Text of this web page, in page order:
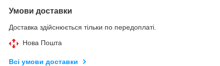
Умови доставки
Доставка здійснюється тільки по передоплаті.
Нова Пошта
Всі умови доставки